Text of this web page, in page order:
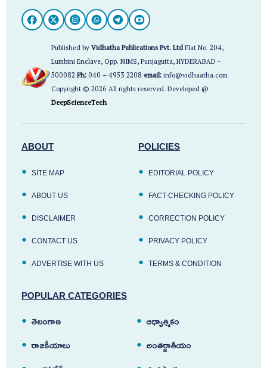
Published byVidhatha Publications Pvt. LtdFlat No. 204,
Lumbini Enclave, Opp. NIMS, Punjagutta, HYDERABAD -
500082Ph:040 – 4953 2208 email:info@vidhaatha.com
Copyright © 2026 All rights reserved. Developed @
DeepScienceTech
ABOUT
SITE MAP
ABOUT US
DISCLAIMER
CONTACT US
ADVERTISE WITH US
POLICIES
EDITORIAL POLICY
FACT-CHECKING POLICY
CORRECTION POLICY
PRIVACY POLICY
TERMS & CONDITION
POPULAR CATEGORIES
తెలంగాణ ఆధ్యాత్మికం
రాజకీయాలు అంతర్జాతీయం